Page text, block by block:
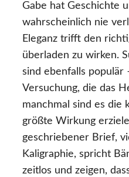
Gabe hat Geschichte
wahrscheinlich nie
Eleganz trifft den
überladen zu wirken.
sind ebenfalls populär
Versuchung, die das
manchmal sind es die
größte Wirkung
geschriebener Brief,
Kaligraphie, spricht
zeitlos und zeigen,